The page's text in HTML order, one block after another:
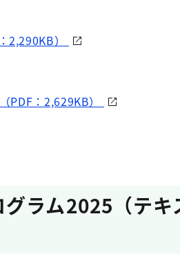
2,290KB）
PDF：2,629KB）
ラム2025（テキ